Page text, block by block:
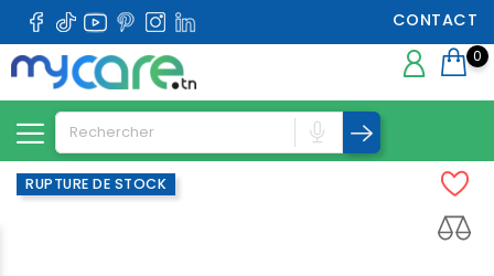
CONTACT
0
RUPTURE DE STOCK